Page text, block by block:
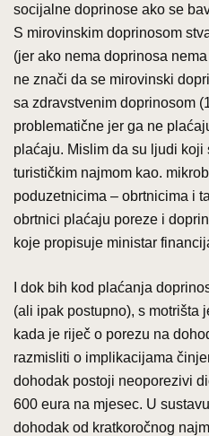
socijalne doprinose ako se
S mirovinskim doprinosom
(jer ako nema doprinosa
ne znači da se mirovinski
sa zdravstvenim doprinosom
problematične jer ga ne
plaćaju. Mislim da su ljudi koji
turističkim najmom kao.
poduzetnicima – obrtnicima i
obrtnici plaćaju poreze i
koje propisuje ministar
I dok bih kod plaćanja
(ali ipak postupno), s motrišta
kada je riječ o porezu na
razmisliti o implikacijama
dohodak postoji neoporezivi
600 eura na mjesec. U
dohodak od kratkoročnog